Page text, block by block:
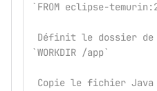
`FROM eclipse-
Définit le dossier de
`WORKDIR /app`
Copie le fichier Java